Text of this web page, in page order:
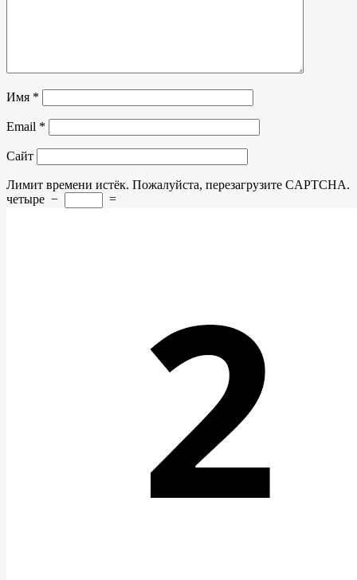
Имя *
Email *
Сайт
Лимит времени истёк. Пожалуйста, перезагрузите CAPTCHA.
четыре − =